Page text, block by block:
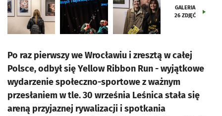
GALERIA
26 ZDJĘĆ
Po raz pierwszy we Wrocławiu i zresztą w całej
Polsce, odbył się Yellow Ribbon Run - wyjątkowe
wydarzenie społeczno-sportowe z ważnym
przesłaniem w tle. 30 września Leśnica stała się
areną przyjaznej rywalizacji i spotkania